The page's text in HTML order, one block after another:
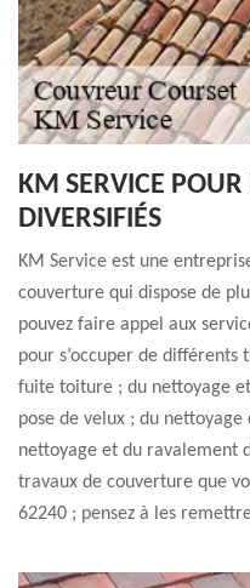
KM SERVICE
DIVERSIFIÉS
KM Service est une
couverture qui dispose de
pouvez faire appel aux
pour s’occuper de différents
fuite toiture ; du nettoyage
pose de velux ; du
nettoyage et du ravalement
travaux de couverture que
62240 ; pensez à les